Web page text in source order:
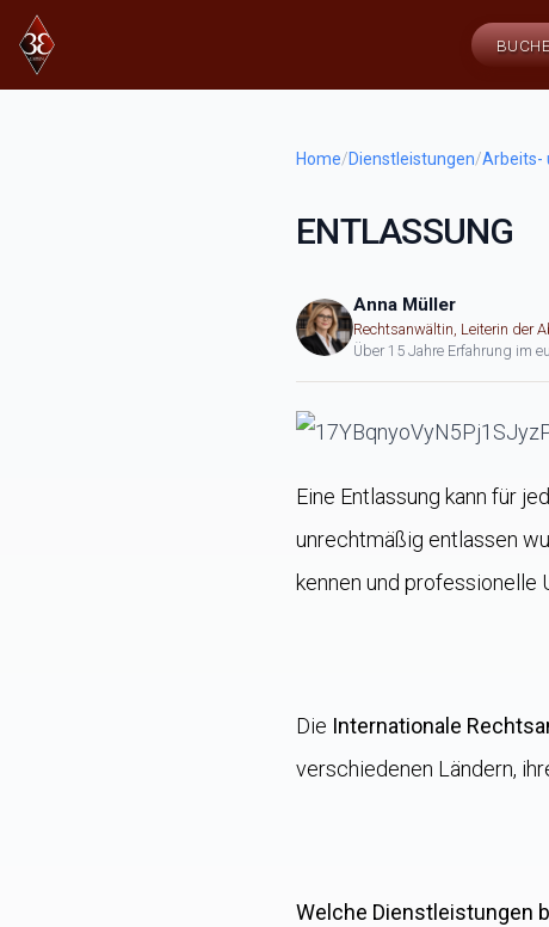
Home/Dienstleistungen/Arbeits-
ENTLASSUNG
Anna Müller
Rechtsanwältin, Leiterin der
Über 15 Jahre Erfahrung im
Eine Entlassung kann für
unrechtmäßig entlassen
kennen und professionelle
Die Internationale
verschiedenen Ländern,
Welche Dienstleistungen